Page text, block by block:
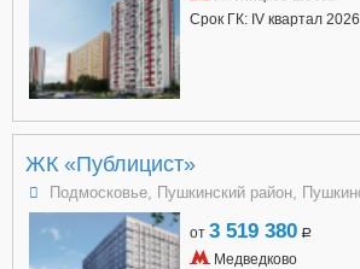
Срок ГК: IV квартал 2026
ЖК «Публицист»
Подмосковье, Пушкинский район,
от 3 519 380 a
Медведково